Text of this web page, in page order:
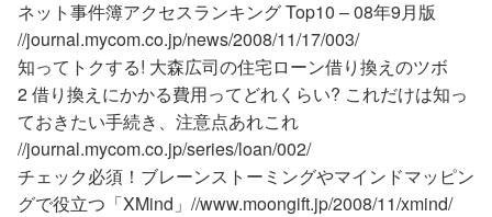
ネット事件簿アクセスランキング Top10 – 08年9月版
//journal.mycom.co.jp/news/2008/11/17/003/
知ってトクする! 大森広司の住宅ローン借り換えのツボ
2 借り換えにかかる費用ってどれくらい? これだけは知っ
ておきたい手続き、注意点あれこれ
//journal.mycom.co.jp/series/loan/002/
チェック必須！ブレーンストーミングやマインドマッピン
グで役立つ「XMind」//www.moongift.jp/2008/11/xmind/